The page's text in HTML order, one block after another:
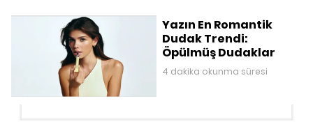
Yazın En Romantik
Dudak Trendi:
Öpülmüş Dudaklar
4 dakika okunma süresi